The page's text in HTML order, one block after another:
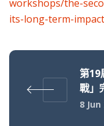
workshops/the-
its-long-term-
第19
戰」
8 Jun